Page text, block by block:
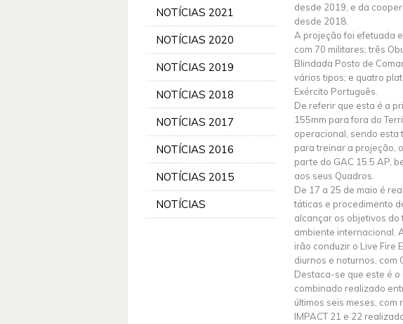
NOTÍCIAS 2021
NOTÍCIAS 2020
NOTÍCIAS 2019
NOTÍCIAS 2018
NOTÍCIAS 2017
NOTÍCIAS 2016
NOTÍCIAS 2015
NOTÍCIAS
desde 2019, e da
desde 2018.
A projeção foi efetuada
com 70 militares; três
Blindada Posto de
vários tipos; e quatro
Exército Português.
De referir que esta é a
155mm para fora do
operacional, sendo esta
para treinar a projeção,
parte do GAC 15.5 AP,
aos seus Quadros.
De 17 a 25 de maio é
táticas e procedimento
alcançar os objetivos
ambiente internacional.
irão conduzir o Live Fire
diurnos e noturnos, com
Destaca-se que este é
combinado realizado
últimos seis meses, com
IMPACT 21 e 22